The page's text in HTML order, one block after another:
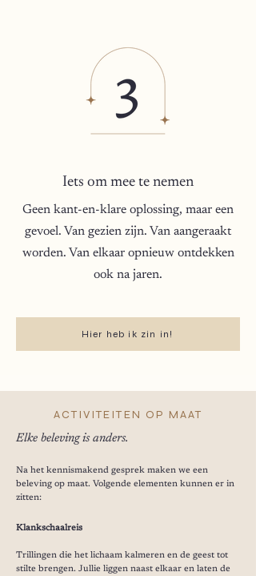
Iets om mee te nemen
Geen kant-en-klare oplossing, maar een
gevoel. Van gezien zijn. Van aangeraakt
worden. Van elkaar opnieuw ontdekken
ook na jaren.
Hier heb ik zin in!
ACTIVITEITEN OP MAAT
Elke beleving is anders.
Na het kennismakend gesprek maken we een
beleving op maat. Volgende elementen kunnen er in
zitten:
Klankschaalreis
Trillingen die het lichaam kalmeren en de geest tot
stilte brengen. Jullie liggen naast elkaar en laten de